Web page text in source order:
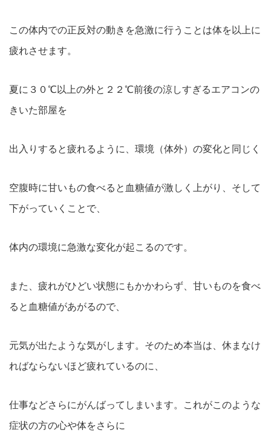
この体内での正反対の動きを急激に行うことは体を以上に
疲れさせます。
夏に３０℃以上の外と２２℃前後の涼しすぎるエアコンの
きいた部屋を
出入りすると疲れるように、環境（体外）の変化と同じく
空腹時に甘いもの食べると血糖値が激しく上がり、そして
下がっていくことで、
体内の環境に急激な変化が起こるのです。
また、疲れがひどい状態にもかかわらず、甘いものを食べ
ると血糖値があがるので、
元気が出たような気がします。そのため本当は、休まなけ
ればならないほど疲れているのに、
仕事などさらにがんばってしまいます。これがこのような
症状の方の心や体をさらに